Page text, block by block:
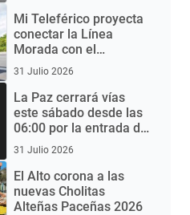
Mi Teleférico proyecta
conectar la Línea
Morada con el
Aeropuerto de El Alto
eléctricos
31 Julio 2026
La Paz cerrará vías
este sábado desde las
06:00 por la entrada del
Gran Poder 2026
31 Julio 2026
El Alto corona a las
nuevas Cholitas
Alteñas Paceñas 2026